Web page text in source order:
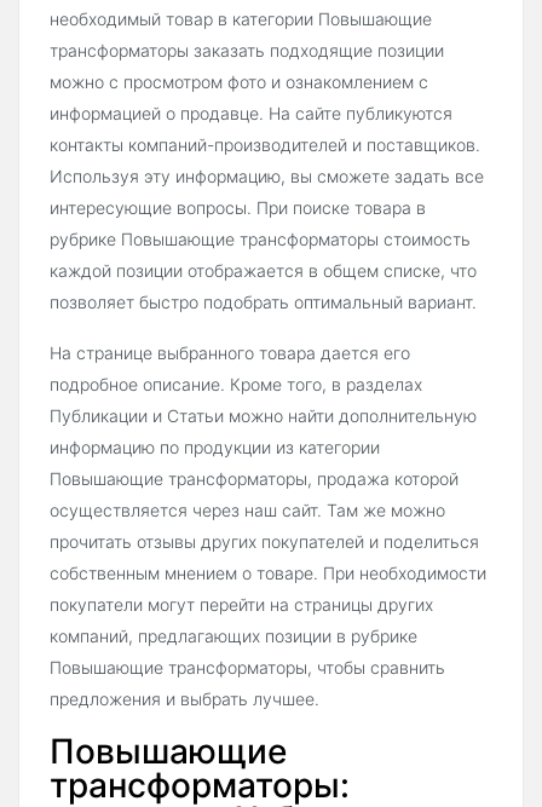
необходимый товар в категории Повышающие
трансформаторы заказать подходящие позиции
можно с просмотром фото и ознакомлением с
информацией о продавце. На сайте публикуются
контакты компаний-производителей и поставщиков.
Используя эту информацию, вы сможете задать все
интересующие вопросы. При поиске товара в
рубрике Повышающие трансформаторы стоимость
каждой позиции отображается в общем списке, что
позволяет быстро подобрать оптимальный вариант.
На странице выбранного товара дается его
подробное описание. Кроме того, в разделах
Публикации и Статьи можно найти дополнительную
информацию по продукции из категории
Повышающие трансформаторы, продажа которой
осуществляется через наш сайт. Там же можно
прочитать отзывы других покупателей и поделиться
собственным мнением о товаре. При необходимости
покупатели могут перейти на страницы других
компаний, предлагающих позиции в рубрике
Повышающие трансформаторы, чтобы сравнить
предложения и выбрать лучшее.
Повышающие
трансформаторы: